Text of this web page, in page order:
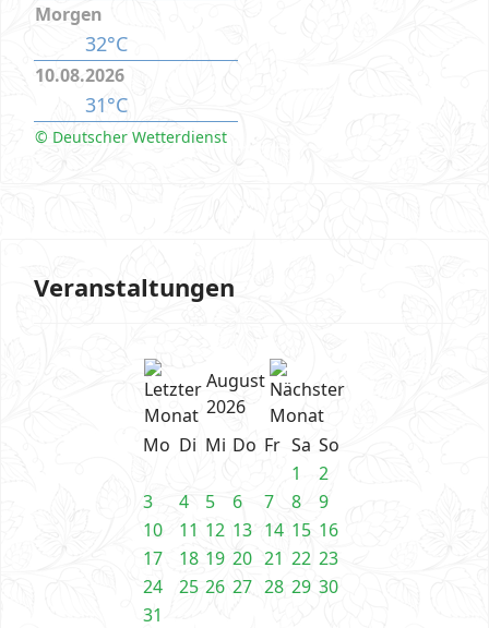
Morgen
32°C
10.08.2026
31°C
© Deutscher Wetterdienst
Veranstaltungen
August
2026
Mo Di Mi Do Fr Sa So
1
2
3
4 5 6 7 8
9
10
11 12 13 14 15 16
17
18 19 20 21 22 23
24
25 26 27 28 29 30
31